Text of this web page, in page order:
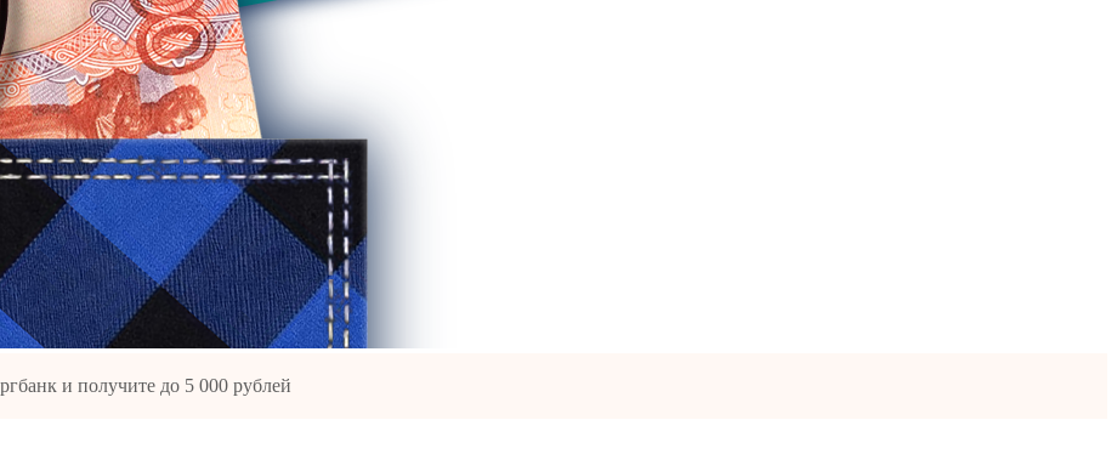
и получите до 5 000 рублей